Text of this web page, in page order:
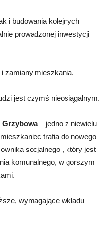
i budowania kolejnych
prowadzonej inwestycji
zamiany mieszkania.
jest czymś nieosiągalnym.
Grzybowa– jedno z niewielu
trafia do nowego
socjalnego , który jest
komunalnego, w gorszym
wymagające wkładu